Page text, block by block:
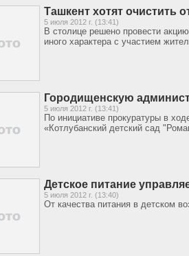
Ташкент хотят очистить
5 июля 2012 г. (13:41)
В столице решено провести
иного характера с участием
Городищенскую
5 июля 2012 г. (13:41)
По инициативе прокуратуры в
«Котлубанский детский сад
Детское питание
5 июля 2012 г. (13:40)
От качества питания в детском